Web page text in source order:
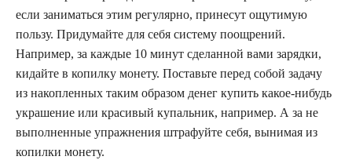
если заниматься этим регулярно, принесут ощутимую
пользу. Придумайте для себя систему поощрений.
Например, за каждые 10 минут сделанной вами зарядки,
кидайте в копилку монету. Поставьте перед собой задачу
из накопленных таким образом денег купить какое-нибудь
украшение или красивый купальник, например. А за не
выполненные упражнения штрафуйте себя, вынимая из
копилки монету.